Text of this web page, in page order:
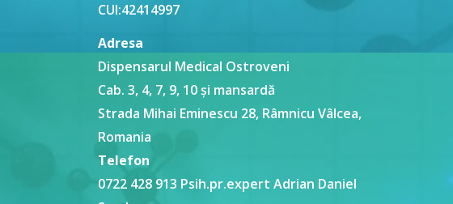
CUI:42414997
Adresa
Dispensarul Medical Ostroveni
Cab. 3, 4, 7, 9, 10 și mansardă
Strada Mihai Eminescu 28, Râmnicu Vâlcea,
Romania
Telefon
0722 428 913 Psih.pr.expert Adrian Daniel